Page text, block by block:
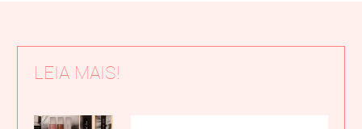
LEIA MAIS!